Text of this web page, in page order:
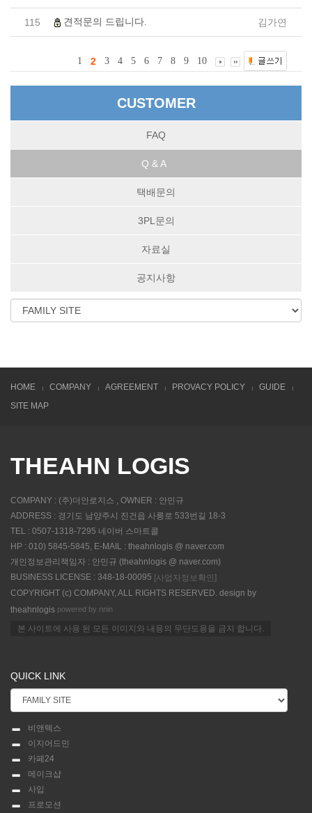
115 견적문의 드립니다. 김가연
1 2 3 4 5 6 7 8 9 10
CUSTOMER
FAQ
Q & A
택배문의
3PL문의
자료실
공지사항
HOME COMPANY AGREEMENT PROVACY POLICY
GUIDE
SITE MAP
THEAHN LOGIS
COMPANY : (주)더안로지스 , OWNER : 안민규
ADDRESS : 경기도 남양주시 진건읍 사릉로 533번길 18-3
TEL : 0507-1318-7295 네이버 스마트콜
HP : 010) 5845-5845, E-MAIL : theahnlogis @ naver.com
개인정보관리책임자 : 안민규 (theahnlogis @ naver.com)
BUSINESS LICENSE : 348-18-00095 [사업자정보확인]
COPYRIGHT (c) COMPANY, ALL RIGHTS RESERVED. design by
theahnlogis powered by nnin
본 사이트에 사용 된 모든 이미지와 내용의 무단도용을 금지 합니다.
QUICK LINK
비앤텍스
이지어드민
카페24
메이크샵
사입
프로모션